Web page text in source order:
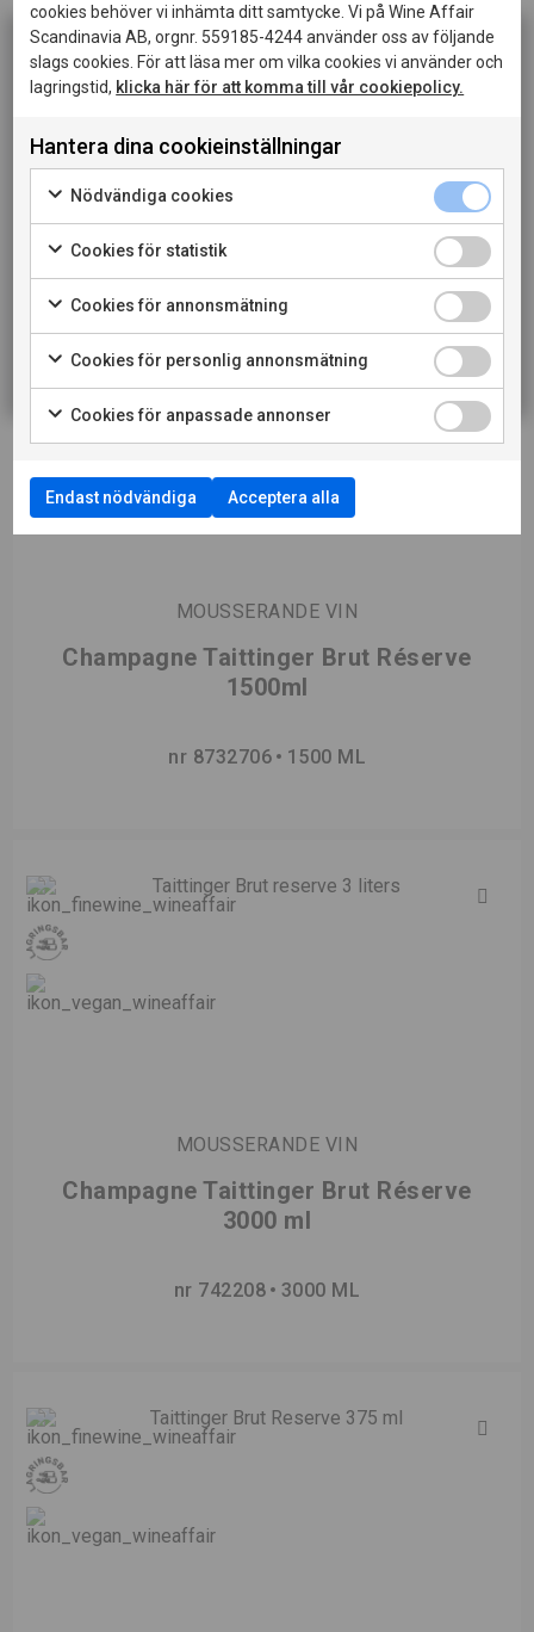
MOUSSERANDE VIN
15000 ml
nr 8732712 15000 ML
MOUSSERANDE VIN
Champagne Taittinger Brut Réserve
1500ml
nr 8732706 1500 ML
MOUSSERANDE VIN
Champagne Taittinger Brut Réserve
3000 ml
nr 742208 3000 ML
cookies behöver vi inhämta ditt samtycke. Vi på Wine Affair
Scandinavia AB, orgnr. 559185-4244 använder oss av följande
slags cookies. För att läsa mer om vilka cookies vi använder och
lagringstid, klicka här för att komma till vår cookiepolicy.
Hantera dina cookieinställningar
Nödvändiga cookies
Cookies för statistik
Cookies för annonsmätning
Cookies för personlig annonsmätning
Cookies för anpassade annonser
Endast nödvändiga Acceptera alla
Denna sida innehåller information om alkoholhaltiga
När jag bekräftar att jag är 20 år eller äldre godkänner
jag också att webbplatsen använder cookies.